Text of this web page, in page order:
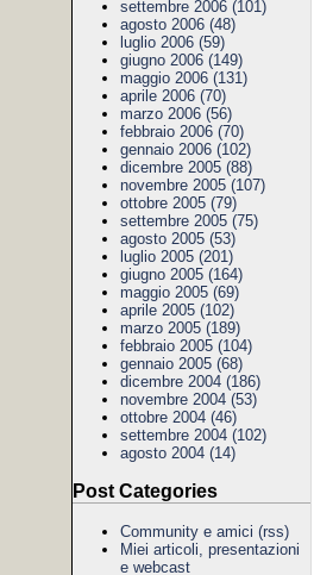
settembre 2006 (101)
agosto 2006 (48)
luglio 2006 (59)
giugno 2006 (149)
maggio 2006 (131)
aprile 2006 (70)
marzo 2006 (56)
febbraio 2006 (70)
gennaio 2006 (102)
dicembre 2005 (88)
novembre 2005 (107)
ottobre 2005 (79)
settembre 2005 (75)
agosto 2005 (53)
luglio 2005 (201)
giugno 2005 (164)
maggio 2005 (69)
aprile 2005 (102)
marzo 2005 (189)
febbraio 2005 (104)
gennaio 2005 (68)
dicembre 2004 (186)
novembre 2004 (53)
ottobre 2004 (46)
settembre 2004 (102)
agosto 2004 (14)
Post Categories
Community e amici (rss)
Miei articoli, presentazioni
e webcast